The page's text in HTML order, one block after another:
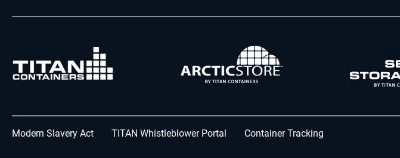
Modern Slavery Act TITAN Whistleblower Portal Container Tracking